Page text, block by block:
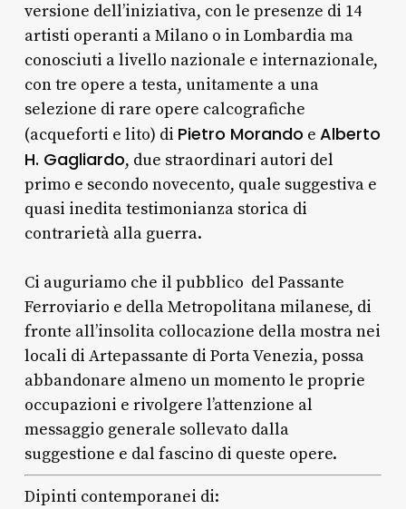
versione dell’iniziativa, con le presenze di 14
artisti operanti a Milano o in Lombardia ma
conosciuti a livello nazionale e internazionale,
con tre opere a testa, unitamente a una
selezione di rare opere calcografiche
(acqueforti e lito) di Pietro Morando e Alberto
H. Gagliardo, due straordinari autori del
primo e secondo novecento, quale suggestiva e
quasi inedita testimonianza storica di
contrarietà alla guerra.
Ci auguriamo che il pubblico del Passante
Ferroviario e della Metropolitana milanese, di
fronte all’insolita collocazione della mostra nei
locali di Artepassante di Porta Venezia, possa
abbandonare almeno un momento le proprie
occupazioni e rivolgere l’attenzione al
messaggio generale sollevato dalla
suggestione e dal fascino di queste opere.
Dipinti contemporanei di: